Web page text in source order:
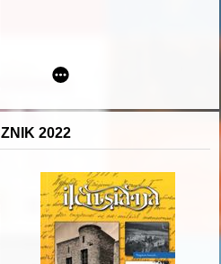
: Wiewiórkowscy
2022